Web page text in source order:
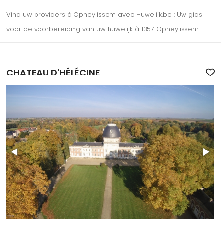
Vind uw providers à Opheylissem avec Huwelijk.be : Uw gids
voor de voorbereiding van uw huwelijk à 1357 Opheylissem
CHATEAU D'HÉLÉCINE